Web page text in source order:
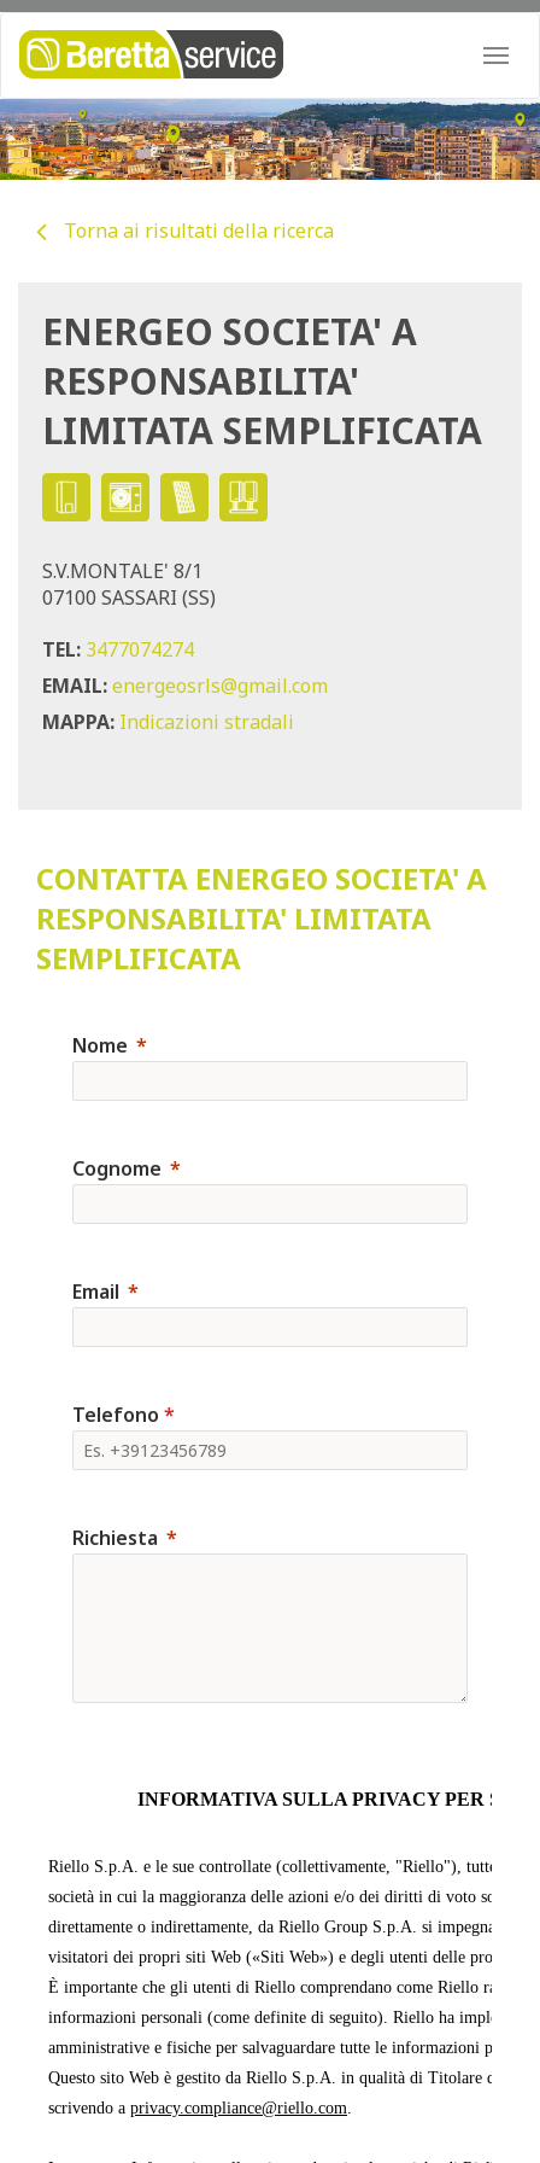
Torna ai risultati della ricerca
ENERGEO SOCIETA' A
RESPONSABILITA'
LIMITATA SEMPLIFICATA
S.V.MONTALE' 8/1
07100 SASSARI (SS)
TEL: 3477074274
EMAIL:energeosrls@gmail.com
MAPPA: Indicazioni stradali
CONTATTA ENERGEO SOCIETA' A
RESPONSABILITA' LIMITATA
SEMPLIFICATA
Nome
Cognome
Email
Telefono *
Richiesta
INFORMATIVA SULLA PRIVACY PER SITI
Riello S.p.A. e le sue controllate (collettivamente, "Riello"), tutte
società in cui la maggioranza delle azioni e/o dei diritti di voto sono
direttamente o indirettamente, da Riello Group S.p.A. si impegnano a
visitatori dei propri siti Web («Siti Web») e degli utenti delle proprie
È importante che gli utenti di Riello comprendano come Riello
informazioni personali (come definite di seguito). Riello ha
amministrative e fisiche per salvaguardare tutte le informazioni
Questo sito Web è gestito da Riello S.p.A. in qualità di Titolare del
scrivendo a privacy.compliance@riello.com